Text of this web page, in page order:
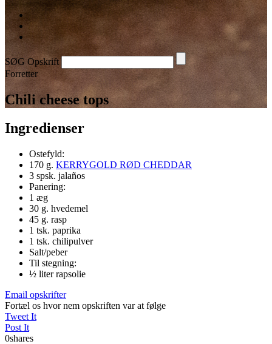
SØG Opskrift
Forretter
Chili cheese tops
Ingredienser
Ostefyld:
170 g. KERRYGOLD RØD CHEDDAR
3 spsk. jalaños
Panering:
1 æg
30 g. hvedemel
45 g. rasp
1 tsk. paprika
1 tsk. chilipulver
Salt/peber
Til stegning:
½ liter rapsolie
Email opskrifter
Fortæl os hvor nem opskriften var at følge
Tweet It
Post It
0shares